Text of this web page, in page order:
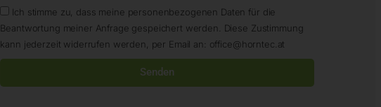
Ich stimme zu, dass meine personenbezogenen Daten für die
Beantwortung meiner Anfrage gespeichert werden. Diese Zustimmung
kann jederzeit widerrufen werden, per Email an: office@horntec.at
Senden